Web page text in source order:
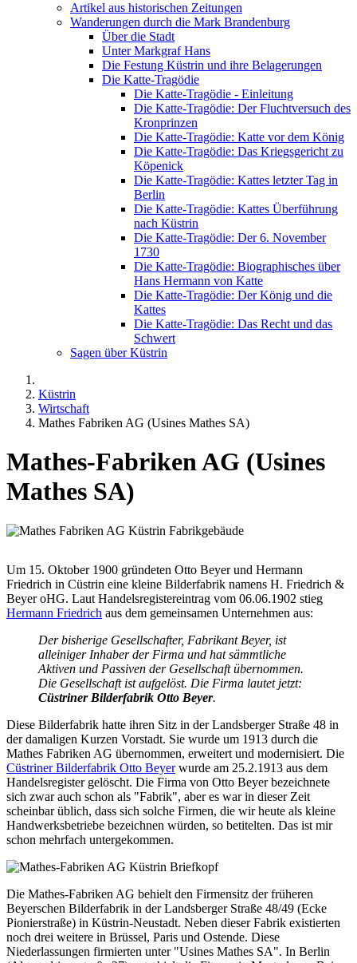
Artikel aus historischen Zeitungen
Wanderungen durch die Mark Brandenburg
Über die Stadt
Unter Markgraf Hans
Die Festung Küstrin und ihre Belagerungen
Die Katte-Tragödie
Die Katte-Tragödie - Einleitung
Die Katte-Tragödie: Der Fluchtversuch des
Kronprinzen
Die Katte-Tragödie: Katte vor dem König
Die Katte-Tragödie: Das Kriegsgericht zu
Köpenick
Die Katte-Tragödie: Kattes letzter Tag in
Berlin
Die Katte-Tragödie: Kattes Überführung
nach Küstrin
Die Katte-Tragödie: Der 6. November
1730
Die Katte-Tragödie: Biographisches über
Hans Hermann von Katte
Die Katte-Tragödie: Der König und die
Kattes
Die Katte-Tragödie: Das Recht und das
Schwert
Sagen über Küstrin
Küstrin
Wirtschaft
Mathes Fabriken AG (Usines Mathes SA)
Mathes-Fabriken AG (Usines
Mathes SA)
Um 15. Oktober 1900 gründeten Otto Beyer und Hermann
Friedrich in Cüstrin eine kleine Bilderfabrik namens H. Friedrich &
Beyer oHG. Laut Handelsregistereintrag vom 06.06.1902 stieg
Hermann Friedrich aus dem gemeinsamen Unternehmen aus:
Der bisherige Gesellschafter, Fabrikant Beyer, ist
alleiniger Inhaber der Firma und hat sämmtliche
Aktiven und Passiven der Gesellschaft übernommen.
Die Gesellschaft ist aufgelöst. Die Firma lautet jetzt:
Cüstriner Bilderfabrik Otto Beyer.
Diese Bilderfabrik hatte ihren Sitz in der Landsberger Straße 48 in
der damaligen Kurzen Vorstadt. Sie wurde um 1913 durch die
Mathes Fabriken AG übernommen, erweitert und modernisiert. Die
Cüstriner Bilderfabrik Otto Beyerwurde am 25.2.1913 aus dem
Handelsregister gelöscht. Die Firma von Otto Beyer bezeichnete
sich zwar auch schon als "Fabrik", aber es war in dieser Zeit
scheinbar üblich, dass sich solche Firmen, die wir heute als kleine
Handwerksbetriebe bezeichnen würden, so betitelten. Das ist mir
schon mehrfach untergekommen.
Die Mathes-Fabriken AG behielt den Firmensitz der früheren
Beyerschen Bilderfabrik in der Landsberger Straße 48/49 (Ecke
Pionierstraße) in Küstrin-Neustadt. Neben dieser Fabrik existierten
noch drei weitere in Brüssel, Paris und Ostende. Diese
Niederlassungen firmierten unter "Usines Mathes SA". In Berlin